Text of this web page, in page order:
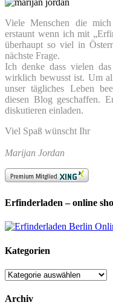
Viele Menschen die
erstaunt wenn ich mit
überhaupt so viel in
nächste Frage.
Ich denke dass vielen
wirklich bewusst ist. Um
unser tägliches Leben
diesen Blog geschaffen.
diskutieren einladen.
Viel Spaß wünscht Ihr
Marijan Jordan
Erfinderladen – online
Kategorien
Kategorien
Archiv